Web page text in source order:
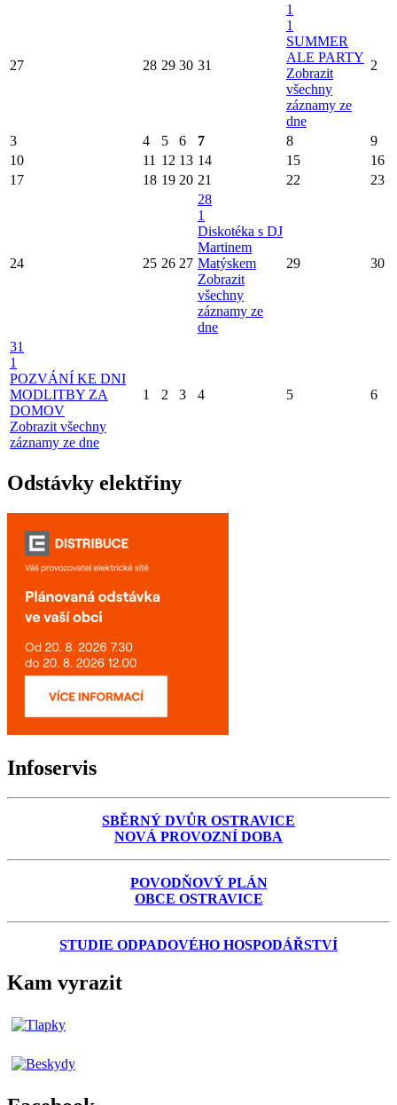
27 28 29 30 31
1
1
SUMMER
ALE PARTY
Zobrazit
všechny
záznamy ze
dne
2
3 4 5 6 7 8
9
10
11 12 13 14 15
16
17
18 19 20 21 22 23
24 25 26 27
28
1
Diskotéka s DJ
Martinem
Matýskem
Zobrazit
všechny
záznamy ze
dne
29 30
31
1
POZVÁNÍ KE DNI
MODLITBY ZA
DOMOV
Zobrazit všechny
záznamy ze dne
1 2 3 4 5 6
Odstávky elektřiny
Infoservis
SBĚRNÝ DVŮR OSTRAVICE
NOVÁ PROVOZNÍ DOBA
POVODŇOVÝ PLÁN
OBCE OSTRAVICE
STUDIE ODPADOVÉHO HOSPODÁŘSTVÍ
Kam vyrazit